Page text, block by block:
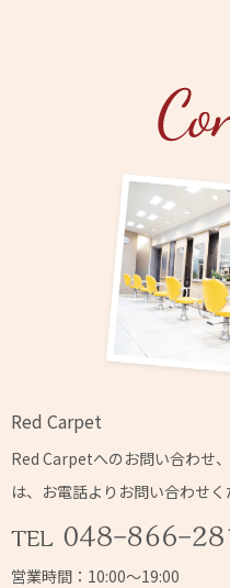
Red Carpet
Red Carpetへの お問い合わせ
は、 お電話よりお問い合わせく
営業時間：10:00～19:00